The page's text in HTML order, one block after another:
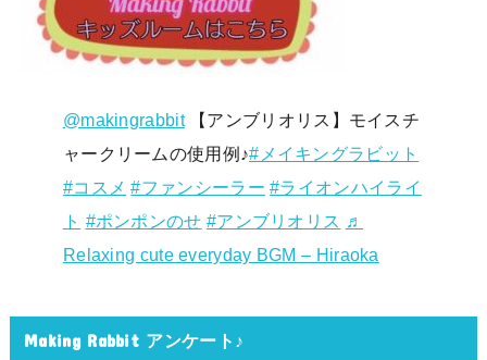
@makingrabbit【アンブリオリス】モイスチ
ャークリームの使用例♪#メイキングラビット
#コスメ #ファンシーラー #ライオンハイライ
ト #ポンポンのせ #アンブリオリス
♬
Relaxing cute everyday BGM – Hiraoka
Making Rabbit アンケート♪